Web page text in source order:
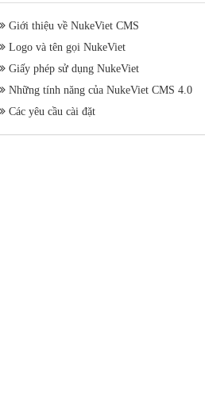
Giới thiệu về NukeViet CMS
Logo và tên gọi NukeViet
Giấy phép sử dụng NukeViet
Những tính năng của NukeViet CMS 4.0
Các yêu cầu cài đặt